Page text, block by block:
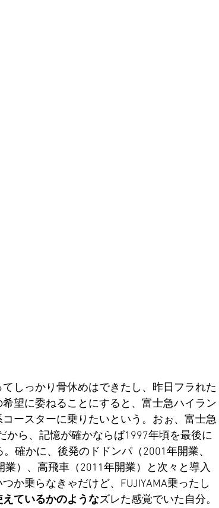
しっかり骨休めはできたし、昨日フラれた
望に委ねることにすると、富士急ハイラン
ースターに乗りたいという。おぉ、富士急
から、記憶が確かならば1997年頃を最後に
確かに、後発のドドンパ（2001年開業、
）、高飛車（2011年開業）と次々と導入
か乗らなきゃだけど、FUJIYAMA乗ったし
ているかのようなズレた感覚でいた自分。